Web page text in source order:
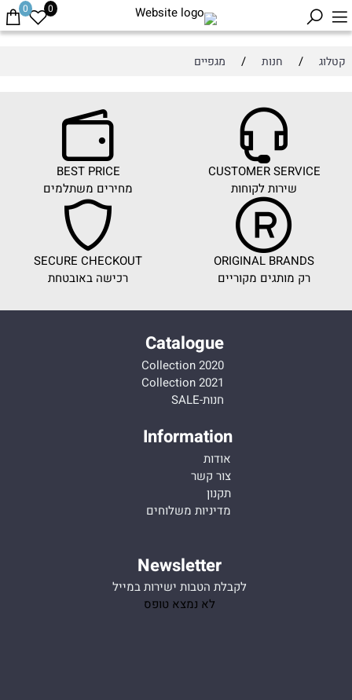
0 0
קטלוג / חנות / מגפיים
CUSTOMER SERVICE
שירות לקוחות
BEST PRICE
מחירים משתלמים
ORIGINAL BRANDS
רק מותגים מקוריים
SECURE CHECKOUT
רכישה באובטחת
Catalogue
Collection 2020
Collection 2021
חנות-SALE
Information
אודות
צור קשר
תקנון
מדיניות משלוחים
Newsletter
לקבלת הטבות ישירות במייל
לא נמצא טופס